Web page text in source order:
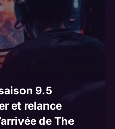
9.5
et relance
de The